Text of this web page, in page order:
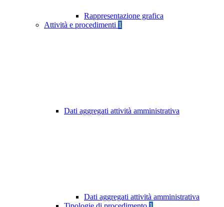
Rappresentazione grafica
Attività e procedimenti 1
Dati aggregati attività amministrativa
Dati aggregati attività amministrativa